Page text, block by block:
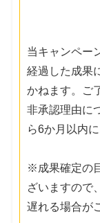
当キャンペー
経過した成果
かねます。ご
非承認理由に
ら6か月以内
※成果確定の
ざいますので
遅れる場合が